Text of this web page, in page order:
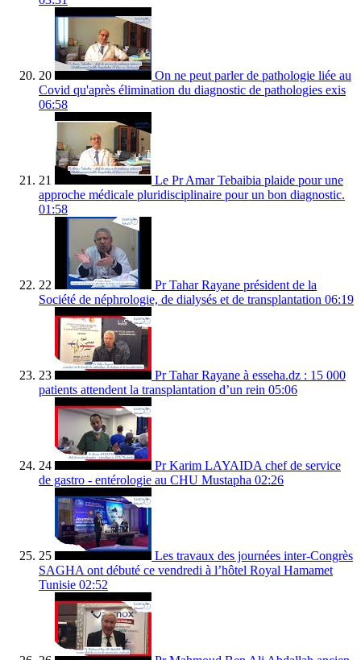
20
On ne peut parler de pathologie liée au
Covid qu'après élimination du diagnostic de pathologies exis
06:58
21
Le Pr Amar Tebaibia plaide pour une
approche médicale pluridisciplinaire pour un bon diagnostic.
01:58
22
Pr Tahar Rayane président de la
Société de néphrologie, de dialysés et de transplantation 06:19
23
Pr Tahar Rayane à esseha.dz : 15 000
patients attendent la transplantation d’un rein 05:06
24
Pr Karim LAYAIDA chef de service
de gastro - entérologie au CHU Mustapha 02:26
25
Les travaux des journées inter-Congrès
SAGHA ont débuté ce vendredi à l’hôtel Royal Hamamet
Tunisie 02:52